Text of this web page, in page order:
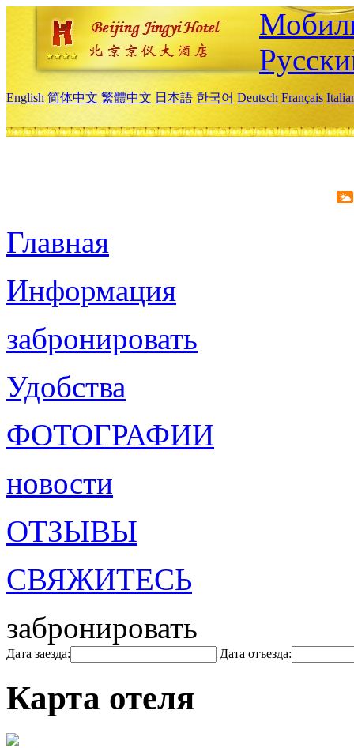
English 简体中文 繁體中文 日本語 한국어 Deutsch Français
Главная
Информация
забронировать
Удобства
ФОТОГРАФИИ
новости
ОТЗЫВЫ
СВЯЖИТЕСЬ
забронировать
Дата заезда: Дата отъезда:
Карта отеля